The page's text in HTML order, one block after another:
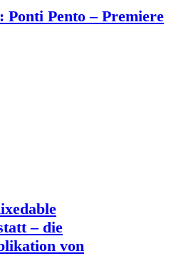
Pento – Premiere
– die
von